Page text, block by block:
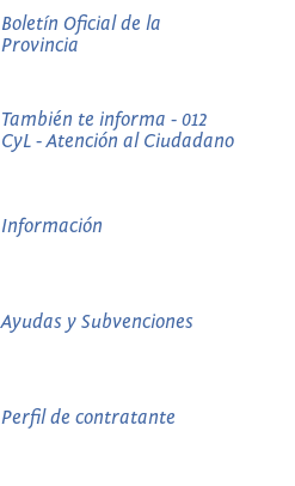
Boletín Oficial de la
Provincia
También te informa - 012
CyL - Atención al Ciudadano
Información
Ayudas y Subvenciones
Perfil de contratante